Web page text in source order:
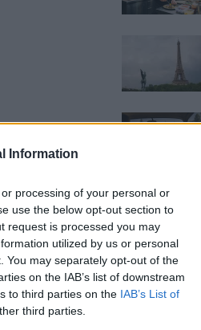
Information
processing of your personal or
use the below opt-out section to
request is processed you may
utilized by us or personal
You may separately opt-out of the
on the IAB’s list of downstream
to third parties on the IAB’s List of
third parties.